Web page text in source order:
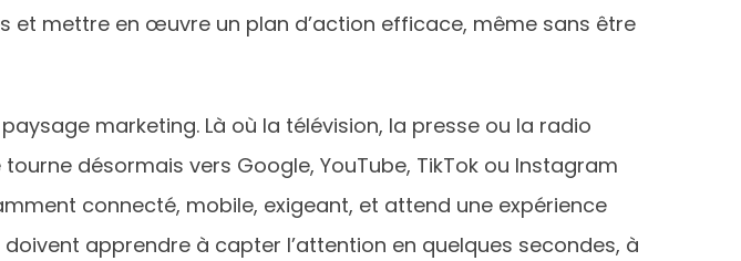
et mettre en œuvre un plan d’action efficace, même sans être
marketing. Là où la télévision, la presse ou la radio
désormais vers Google, YouTube, TikTok ou Instagram
connecté, mobile, exigeant, et attend une expérience
apprendre à capter l’attention en quelques secondes, à